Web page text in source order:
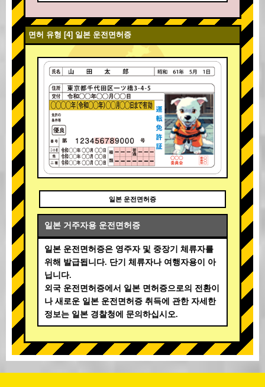
면허 유형 [4] 일본 운전면허증
일본 운전면허증
일본 거주자용 운전면허증
일본 운전면허증은 영주자 및 중장기 체류자를
위해 발급됩니다. 단기 체류자나 여행자용이 아
닙니다.
외국 운전면허증에서 일본 면허증으로의 전환이
나 새로운 일본 운전면허증 취득에 관한 자세한
정보는 일본 경찰청에 문의하십시오.